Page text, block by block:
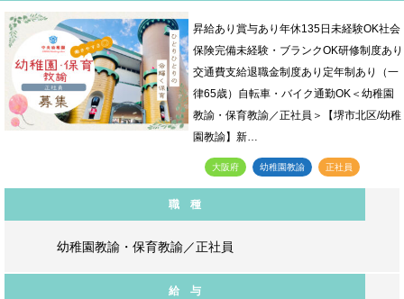
昇給あり賞与あり年休135日未経験OK社会
保険完備未経験・ブランクOK研修制度あり
交通費支給退職金制度あり定年制あり（一
律65歳）自転車・バイク通勤OK＜幼稚園
教諭・保育教諭／正社員＞【堺市北区/幼稚
園教諭】新…
大阪府 幼稚園教諭 正社員
職 種
幼稚園教諭・保育教諭／正社員
給 与